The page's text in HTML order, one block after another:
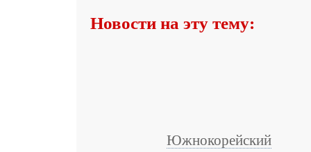
Новости на эту тему:
Южнокорейский